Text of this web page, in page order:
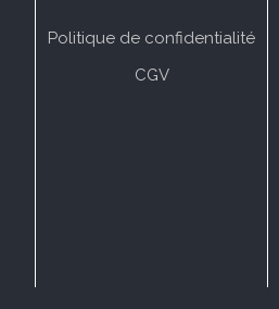
Politique de confidentialité
CGV